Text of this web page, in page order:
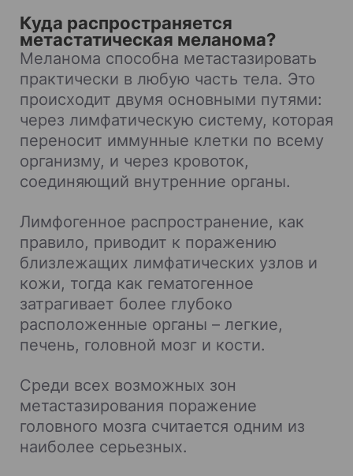
Куда распространяется
метастатическая меланома?
Меланома способна метастазировать
практически в любую часть тела. Это
происходит двумя основными путями:
через лимфатическую систему, которая
переносит иммунные клетки по всему
организму, и через кровоток,
соединяющий внутренние органы.
Лимфогенное распространение, как
правило, приводит к поражению
близлежащих лимфатических узлов и
кожи, тогда как гематогенное
затрагивает более глубоко
расположенные органы – легкие,
печень, головной мозг и кости.
Среди всех возможных зон
метастазирования поражение
головного мозга считается одним из
наиболее серьезных.